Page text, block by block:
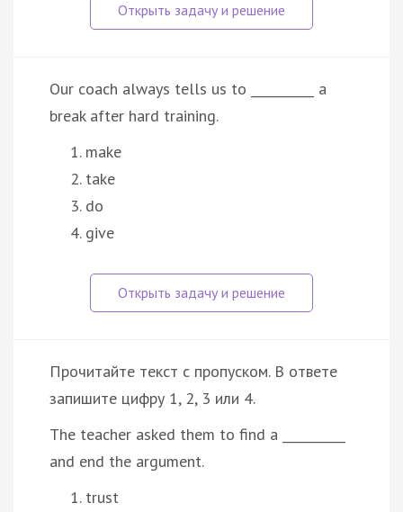
Our coach always tells us to __________ a
break after hard training.
make
take
do
give
Прочитайте текст с пропуском. В ответе
запишите цифру 1, 2, 3 или 4.
The teacher asked them to find a __________
and end the argument.
trust